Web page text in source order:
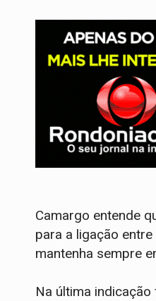
Camargo entende
para a ligação
mantenha sempre
Na última